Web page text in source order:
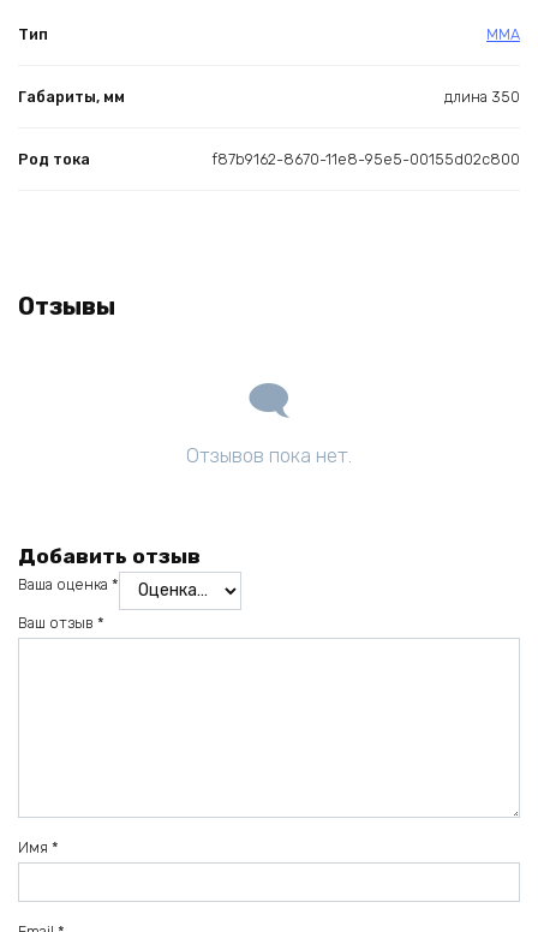
Тип ММА
Габариты, мм длина 350
Род тока f87b9162-8670-11e8-95e5-00155d02c800
Отзывы
Отзывов пока нет.
Добавить отзыв
Ваша оценка *
Ваш отзыв *
Имя *